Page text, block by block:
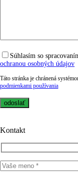
Súhlasím so
ochranou osobných údajov
Táto stránka je chránená
podmienkami používania
Kontakt